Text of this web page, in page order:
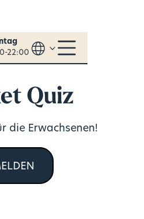
22:00
Quiz
die Erwachsenen!